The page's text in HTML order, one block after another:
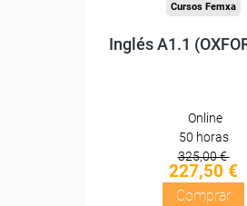
Cursos Femxa
Inglés A1.1
Online
50 horas
325,00 €
227,50 €
Comprar